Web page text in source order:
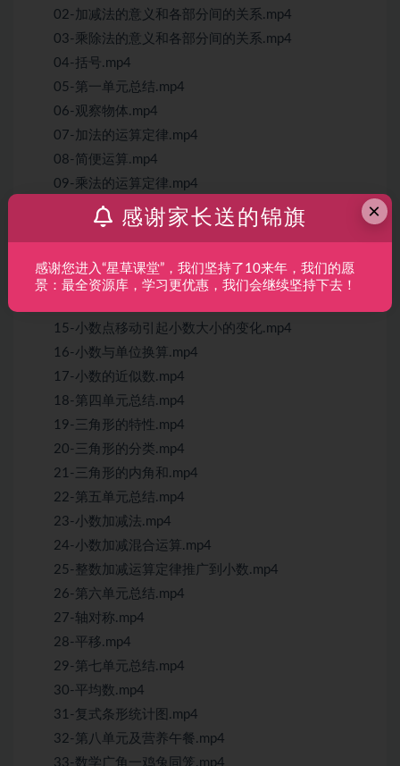
02-加减法的意义和各部分间的关系.mp4
03-乘除法的意义和各部分间的关系.mp4
04-括号.mp4
05-第一单元总结.mp4
06-观察物体.mp4
07-加法的运算定律.mp4
08-简便运算.mp4
09-乘法的运算定律.mp4
10-简便运算.mp4
11-第三单元总结.mp4
13-小数的读法和写法.mp4
15-小数点移动引起小数大小的变化.mp4
16-小数与单位换算.mp4
17-小数的近似数.mp4
18-第四单元总结.mp4
19-三角形的特性.mp4
20-三角形的分类.mp4
21-三角形的内角和.mp4
22-第五单元总结.mp4
23-小数加减法.mp4
24-小数加减混合运算.mp4
25-整数加减运算定律推广到小数.mp4
26-第六单元总结.mp4
27-轴对称.mp4
28-平移.mp4
29-第七单元总结.mp4
30-平均数.mp4
31-复式条形统计图.mp4
32-第八单元及营养午餐.mp4
33-数学广角一鸡兔同笼.mp4
×
感谢家长送的锦旗
感谢您进入“星草课堂”，我们坚持了10来年，我们的愿
景：最全资源库，学习更优惠，我们会继续坚持下去！